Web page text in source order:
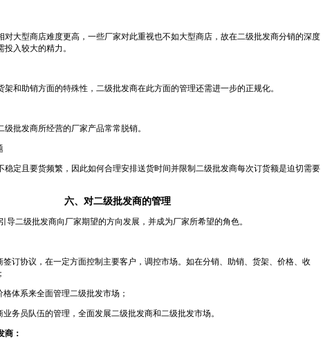
大型商店难度更高，一些厂家对此重视也不如大型商店，故在二级批发商分销的深度
入较大的精力。
助销方面的特殊性，二级批发商在此方面的管理还需进一步的正规化。
批发商所经营的厂家产品常常脱销。
定且要货频繁，因此如何合理安排送货时间并限制二级批发商每次订货额是迫切需要
六、对二级批发商的管理
导二级批发商向厂家期望的方向发展，并成为厂家所希望的角色。
协议，在一定方面控制主要客户，调控市场。如在分销、助销、货架、价格、收
体系来全面管理二级批发市场；
员队伍的管理，全面发展二级批发商和二级批发市场。
商：